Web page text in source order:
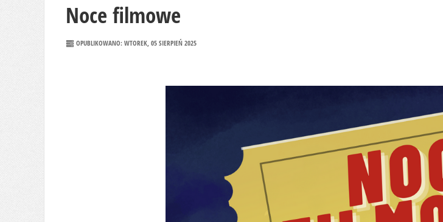
Noce filmowe
OPUBLIKOWANO: WTOREK, 05 SIERPIEŃ 2025